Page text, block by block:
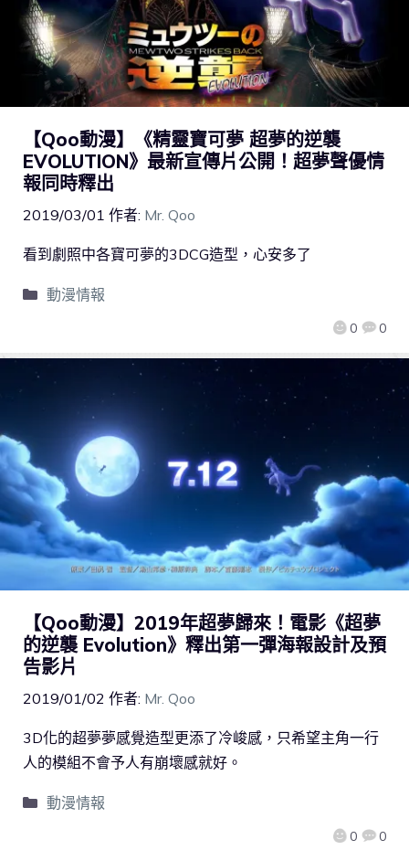
【Qoo動漫】《精靈寶可夢 超夢的逆襲
EVOLUTION》最新宣傳片公開！超夢聲優情
報同時釋出
2019/03/01 作者: Mr. Qoo
0 0
看到劇照中各寶可夢的3DCG造型，心安多了
動漫情報
【Qoo動漫】2019年超夢歸來！電影《超夢
的逆襲 Evolution》釋出第一彈海報設計及預
告影片
2019/01/02 作者: Mr. Qoo
0 0
3D化的超夢夢感覺造型更添了冷峻感，只希望主角一行
人的模組不會予人有崩壞感就好。
動漫情報